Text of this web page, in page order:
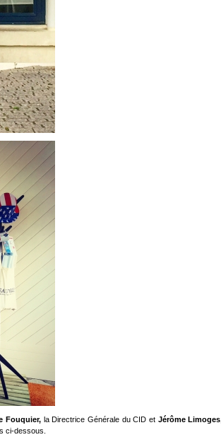
Fouquier,la Directrice Générale du CID et Jérôme Limoges
ci-dessous.